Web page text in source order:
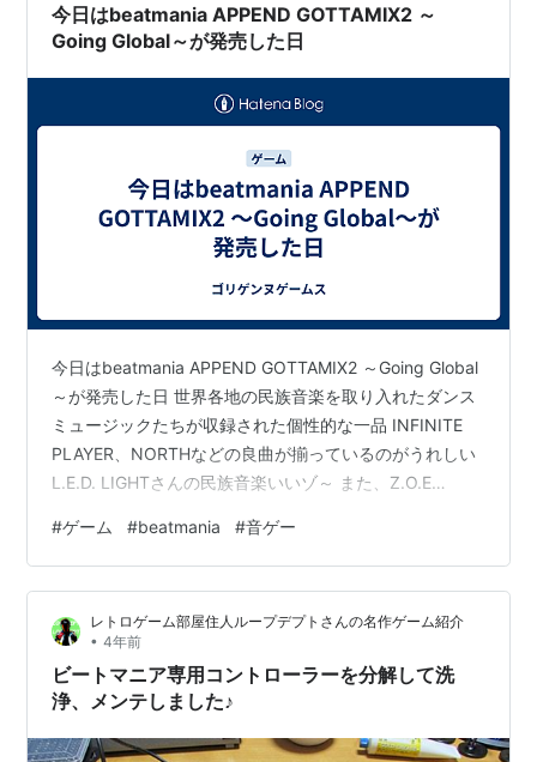
今日はbeatmania APPEND GOTTAMIX2 ～
Going Global～が発売した日
今日はbeatmania APPEND GOTTAMIX2 ～Going Global
～が発売した日 世界各地の民族音楽を取り入れたダンス
ミュージックたちが収録された個性的な一品 INFINITE
PLAYER、NORTHなどの良曲が揃っているのがうれしい
L.E.D. LIGHTさんの民族音楽いいゾ～ また、Z.O.E
のAnubis(impossible)のリミックスなのも見逃せない そ
してボーナスエディットとしてcomplete MIX 2で登場し
たSUPER HIGHWAY (SUPER SUB…
#ゲーム #beatmania #音ゲー
レトロゲーム部屋住人ループデプトさんの名作ゲーム紹介
• 4年前
ビートマニア専用コントローラーを分解して洗
浄、メンテしました♪